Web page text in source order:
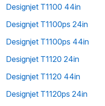
Designjet T1100 44in
Designjet T1100ps 24in
Designjet T1100ps 44in
Designjet T1120 24in
Designjet T1120 44in
Designjet T1120ps 24in